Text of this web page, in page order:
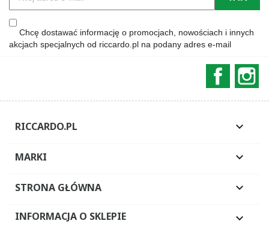
Chcę dostawać informację o promocjach, nowościach i innych
akcjach specjalnych od riccardo.pl na podany adres e-mail
RICCARDO.PL 
MARKI 
STRONA GŁÓWNA 
INFORMACJA O SKLEPIE 